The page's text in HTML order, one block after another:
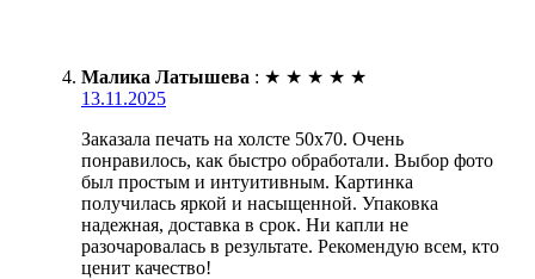
Малика Латышева : ★ ★ ★ ★ ★
13.11.2025
Заказала печать на холсте 50х70. Очень
понравилось, как быстро обработали. Выбор фото
был простым и интуитивным. Картинка
получилась яркой и насыщенной. Упаковка
надежная, доставка в срок. Ни капли не
разочаровалась в результате. Рекомендую всем, кто
ценит качество!